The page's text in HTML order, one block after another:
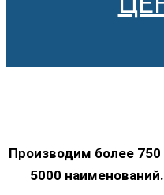
Производим более
5000 наименований.